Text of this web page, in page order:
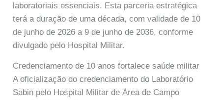
laboratoriais essenciais. Esta parceria estratégica
terá a duração de uma década, com validade de 10
de junho de 2026 a 9 de junho de 2036, conforme
divulgado pelo Hospital Militar.
Credenciamento de 10 anos fortalece saúde militar
A oficialização do credenciamento do Laboratório
Sabin pelo Hospital Militar de Área de Campo